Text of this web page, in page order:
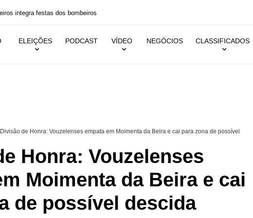
integra festas dos bombeiros
ELEIÇÕES PODCAST VÍDEO NEGÓCIOS CLASSIFICADOS
Divisão de Honra: Vouzelenses empata em Moimenta da Beira e cai para zona de possível
Honra: Vouzelenses
Moimenta da Beira e cai
de possível descida